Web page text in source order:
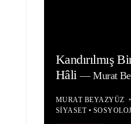
Kandırılmış
Hâli—Murat
MURAT BEYAZYÜZ •
SIYASET•